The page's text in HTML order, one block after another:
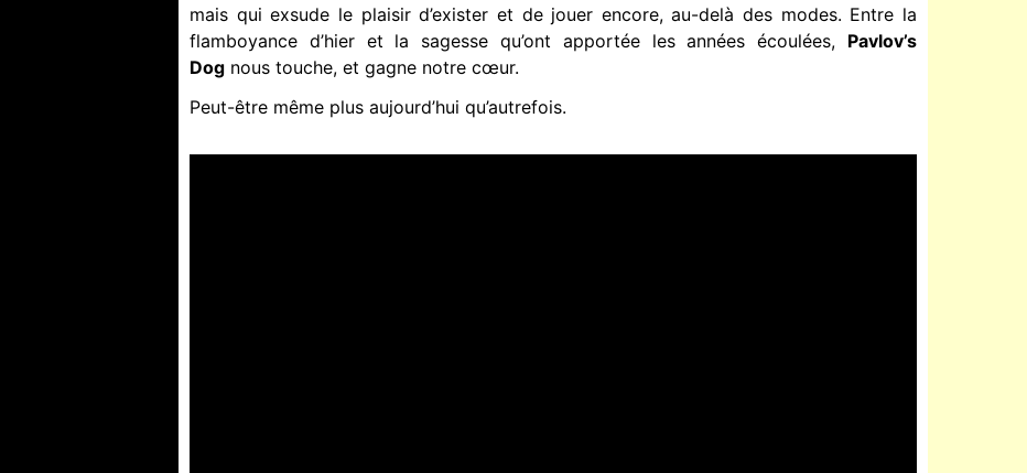
mais qui exsude le plaisir d’exister et de jouer encore, au-delà des modes. Entre la
flamboyance d’hier et la sagesse qu’ont apportée les années écoulées, Pavlov’s
Dog nous touche, et gagne notre cœur.
Peut-être même plus aujourd’hui qu’autrefois.